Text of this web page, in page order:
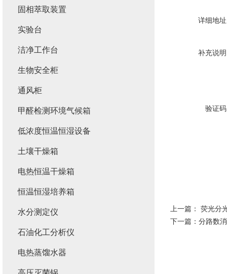
详细地
补充说
验证
上一篇： 荧光分
下一篇： 分路数
固相萃取装置
实验台
洁净工作台
生物安全柜
通风柜
甲醛检测环境气候箱
低浓度恒温恒湿设备
土壤干燥箱
电热恒温干燥箱
恒温恒湿培养箱
水分测定仪
石油化工分析仪
电热蒸馏水器